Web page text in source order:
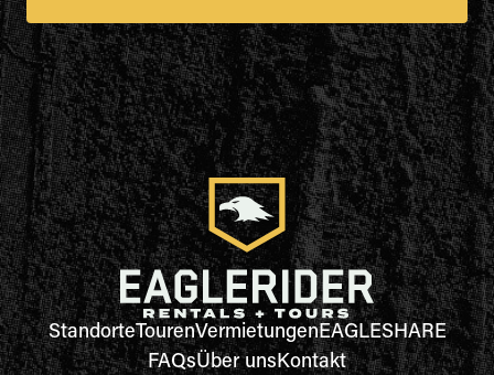
StandorteTourenVermietungenEAGLESHARE
FAQsÜber unsKontakt